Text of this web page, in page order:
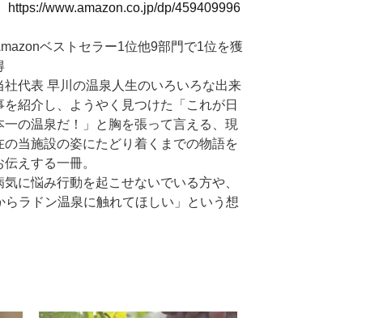
https://www.amazon.co.jp/dp/459409996
ベストセラー1位他9部門で1位を獲
社代表 早川の温泉人生のいろいろな出来
を紹介し、ようやく見つけた「これが日
一の温泉だ！」と胸を張って言える、現
の当施設の姿にたどり着くまでの物語を
伝えする一冊。
気に悩み行動を起こせないでいる方や、
ラドン温泉に触れてほしい」という想